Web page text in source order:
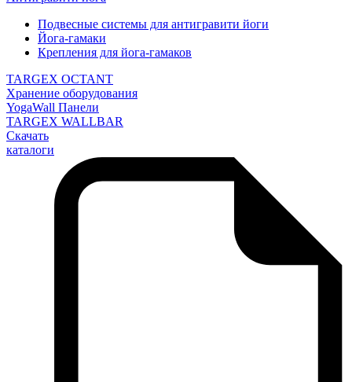
Подвесные системы для антигравити йоги
Йога-гамаки
Крепления для йога-гамаков
TARGEX OCTANT
Хранение оборудования
YogaWall Панели
TARGEX WALLBAR
Скачать
каталоги